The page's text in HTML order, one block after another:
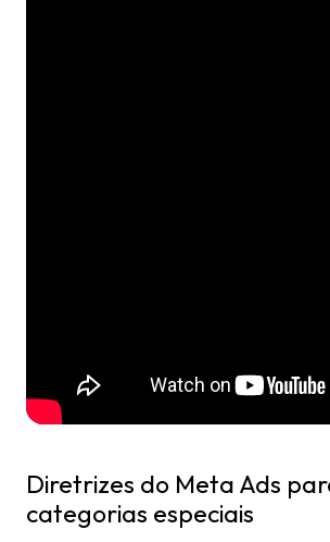
Diretrizes do Meta Ads
categorias especiais